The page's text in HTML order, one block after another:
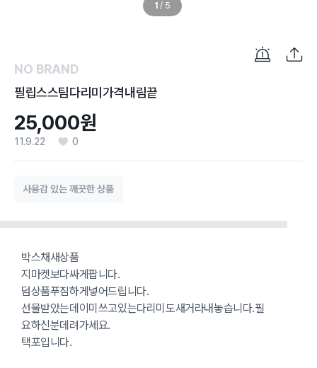
1 / 5
NO BRAND
필립스스팀다리미가격내림끝
25,000원
11.9.22 0
사용감 있는 깨끗한 상품
박스채새상품
지마켓보다싸게팝니다.
덤상품푸짐하게넣어드립니다.
선물받았는데이미쓰고있는다리미도새거라내놓습니다.필
요하신분데려가세요.
택포입니다.